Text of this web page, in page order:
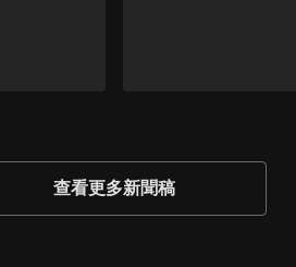
查看更多新聞稿